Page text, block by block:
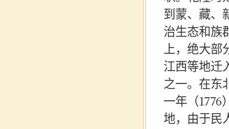
到蒙、藏、
治生态和族
上，绝大
江西等地迁
之一。在东
一年（1776
地，由于民